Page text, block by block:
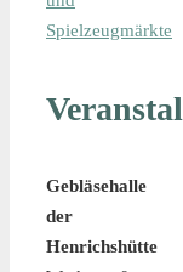
Spielzeugmärkte
Gebläsehalle
der
Henrichshütte